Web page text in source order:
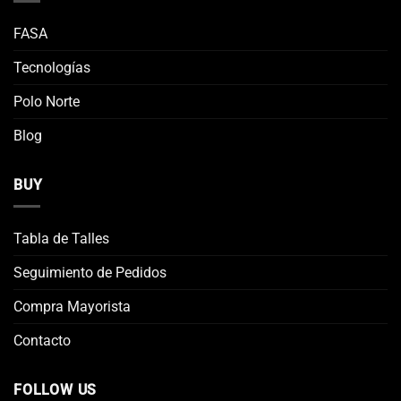
FASA
Tecnologías
Polo Norte
Blog
BUY
Tabla de Talles
Seguimiento de Pedidos
Compra Mayorista
Contacto
FOLLOW US